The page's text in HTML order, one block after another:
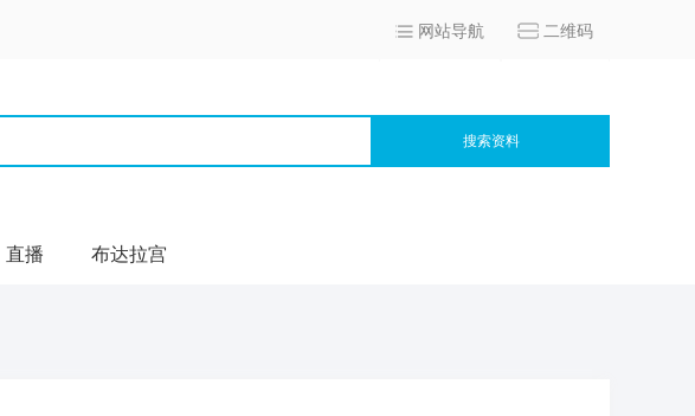
网站导航 二维码
搜索资料
直播 布达拉宫